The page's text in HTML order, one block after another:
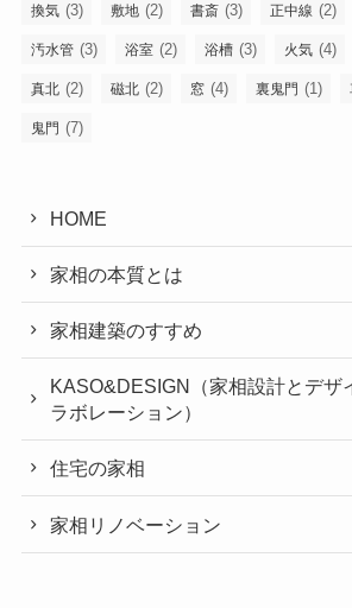
換気 (3) 敷地 (2) 書斎 (3) 正中線 (2)
汚水管 (3) 浴室 (2) 浴槽 (3) 火気 (4)
真北 (2) 磁北 (2) 窓 (4) 裏鬼門 (1)
鬼門 (7)
HOME
家相の本質とは
家相建築のすすめ
KASO&DESIGN（家相設計とデザ
ラボレーション）
住宅の家相
家相リノベーション